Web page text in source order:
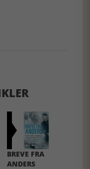
BREVE FRA
ANDERS